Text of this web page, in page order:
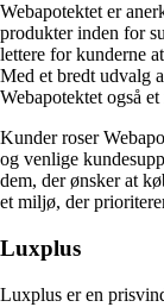
Webapotektet er
produkter inden for
lettere for kunderne
Med et bredt udvalg
Webapotektet også
Kunder roser
og venlige
dem, der ønsker at
et miljø, der
Luxplus
Luxplus er en